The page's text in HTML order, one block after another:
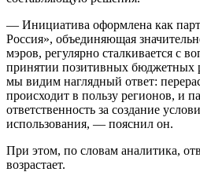
— Инициатива оформлена как
Россия», объединяющая
мэров, регулярно сталкивается с
принятии позитивных бюджетных
мы видим наглядный ответ:
происходит в пользу регионов, и
ответственность за создание
использования, — пояснил он.
При этом, по словам аналитика,
возрастает.